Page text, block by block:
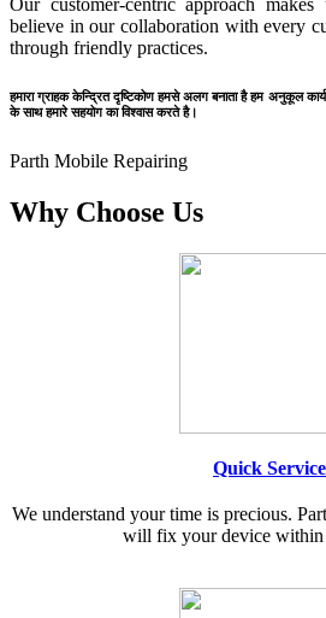
Our customer-centric approach
believe in our collaboration with every
through friendly practices.
हमारा ग्राहक केन्द्रित दृष्टिकोण हमसे अलग बनाता है हम अनुकूल
के साथ हमारे सहयोग का विश्वास करते है।
Parth Mobile Repairing
Why Choose Us
Quick Service
We understand your time is precious.
will fix your device within